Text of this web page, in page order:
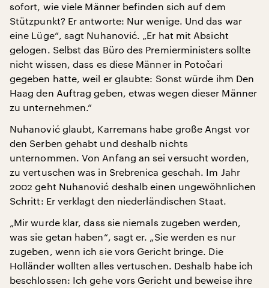
sofort, wie viele Männer befinden sich auf dem
Stützpunkt? Er antworte: Nur wenige. Und das war
eine Lüge“, sagt Nuhanović. „Er hat mit Absicht
gelogen. Selbst das Büro des Premierministers sollte
nicht wissen, dass es diese Männer in Potočari
gegeben hatte, weil er glaubte: Sonst würde ihm Den
Haag den Auftrag geben, etwas wegen dieser Männer
zu unternehmen.“
Nuhanović glaubt, Karremans habe große Angst vor
den Serben gehabt und deshalb nichts
unternommen. Von Anfang an sei versucht worden,
zu vertuschen was in Srebrenica geschah. Im Jahr
2002 geht Nuhanović deshalb einen ungewöhnlichen
Schritt: Er verklagt den niederländischen Staat.
„Mir wurde klar, dass sie niemals zugeben werden,
was sie getan haben“, sagt er. „Sie werden es nur
zugeben, wenn ich sie vors Gericht bringe. Die
Holländer wollten alles vertuschen. Deshalb habe ich
beschlossen: Ich gehe vors Gericht und beweise ihre